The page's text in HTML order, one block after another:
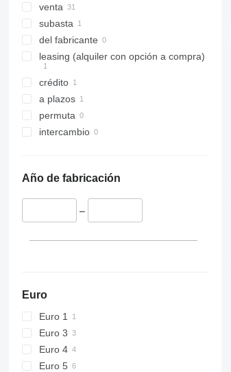
venta
subasta
del fabricante
leasing (alquiler con opción a compra)
crédito
a plazos
permuta
intercambio
Año de fabricación
–
Euro
Euro 1
Euro 3
Euro 4
Euro 5